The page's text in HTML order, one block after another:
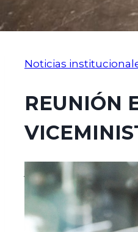
Noticias
REUNIÓN
julio 6, 2023marzo 11,